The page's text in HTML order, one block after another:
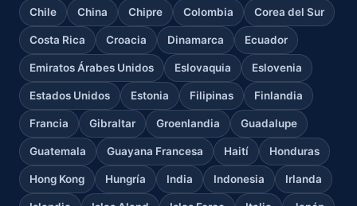
Chile China Chipre Colombia Corea del Sur
Costa Rica Croacia Dinamarca Ecuador
Emiratos Árabes Unidos Eslovaquia Eslovenia
Estados Unidos Estonia Filipinas Finlandia
Francia Gibraltar Groenlandia Guadalupe
Guatemala Guayana Francesa Haití Honduras
Hong Kong Hungría India Indonesia Irlanda